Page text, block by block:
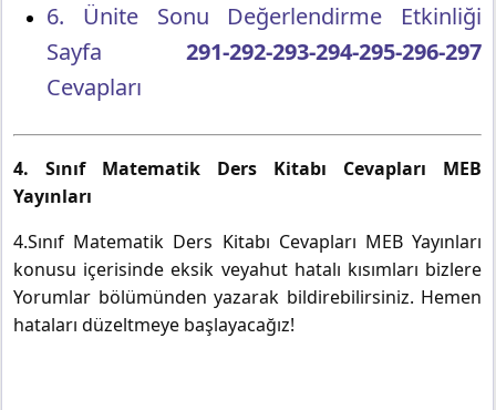
6. Ünite Sonu Değerlendirme Etkinliği
Sayfa 291-292-293-294-295-296-297
Cevapları
4. Sınıf Matematik Ders Kitabı Cevapları MEB
Yayınları
4.Sınıf Matematik Ders Kitabı Cevapları MEB Yayınları
konusu içerisinde eksik veyahut hatalı kısımları bizlere
Yorumlar bölümünden yazarak bildirebilirsiniz. Hemen
hataları düzeltmeye başlayacağız!